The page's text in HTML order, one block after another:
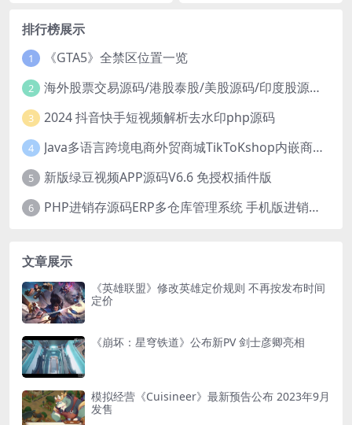
排行榜展示
1 《GTA5》全禁区位置一览
2 海外股票交易源码/港股泰股/美股源码/印度股源码/马拉西亚股票源码/国际股票配资
3 2024 抖音快手短视频解析去水印php源码
4 Java多语言跨境电商外贸商城TikToKshop内嵌商城I商家入驻I一键铺
5 新版绿豆视频APP源码V6.6 免授权插件版
6 PHP进销存源码ERP多仓库管理系统 手机版进销存 php网络版进销存小程序
文章展示
《英雄联盟》修改英雄定价规则 不再按发布时间
定价
《崩坏：星穹铁道》公布新PV 剑士彦卿亮相
模拟经营《Cuisineer》最新预告公布 2023年9月
发售